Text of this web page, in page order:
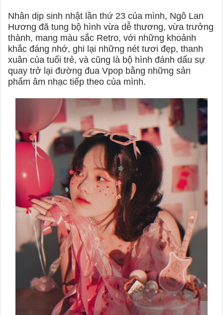
Nhân dịp sinh nhật lần thứ 23 của mình, Ngô Lan
Hương đã tung bộ hình vừa dễ thương, vừa trưởng
thành, mang màu sắc Retro, với những khoảnh
khắc đáng nhớ, ghi lại những nét tươi đẹp, thanh
xuân của tuổi trẻ, và cũng là bộ hình đánh dấu sự
quay trở lại đường đua Vpop bằng những sản
phẩm âm nhạc tiếp theo của mình.